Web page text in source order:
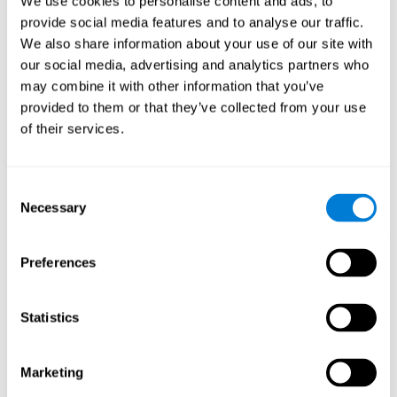
provide social media features and to analyse our traffic.
We also share information about your use of our site with
our social media, advertising and analytics partners who
may combine it with other information that you’ve
provided to them or that they’ve collected from your use
of their services.
Selection
Necessary
Preferences
Statistics
Marketing
mejoren las funciones cognitivas. En el juego Space Rescue se
busca estimular capacidades relacionadas con la estimación y
percepción espacial.
1ª SEMANA 2ª SEMANA 3ª SEMANA
Proyección gráfica orientativa de las redes neuronales después
¿Qué pasa cuando no entreno mis
Nuestro cerebro está diseñado para ahorrar recursos, de modo
que tiende a eliminar las conexiones que no se usan. De este